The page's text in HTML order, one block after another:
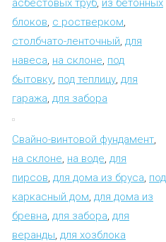
блоков с ростверком
столбчато-ленточный для
навеса на склоне под
бытовку под теплицу для
гаража для забора
Свайно-винтовой фундамент
на склоне на воде для
пирсов для дома из бруса под
каркасный дом для дома из
бревна для забора для
веранды для хозблока